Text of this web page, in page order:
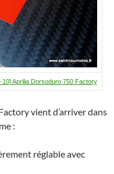
10] Aprilia Dorsoduro 750 Factory
vient d’arriver dans
:
réglable avec